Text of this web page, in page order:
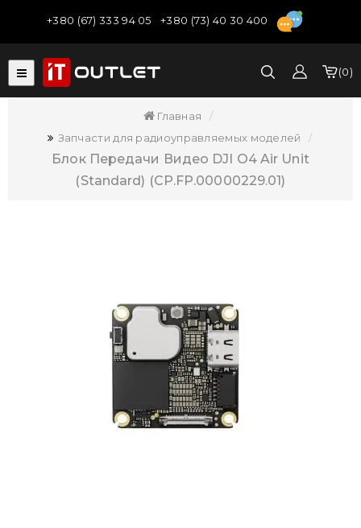
+380 (67) 333 94 05 +380 (73) 40 30 400
0
Главная
Запчасти для радиоуправляемых моделей
Блок Передачи Видео DJI O4 Air Unit
(Standard) (CP.FP.00000229.01)